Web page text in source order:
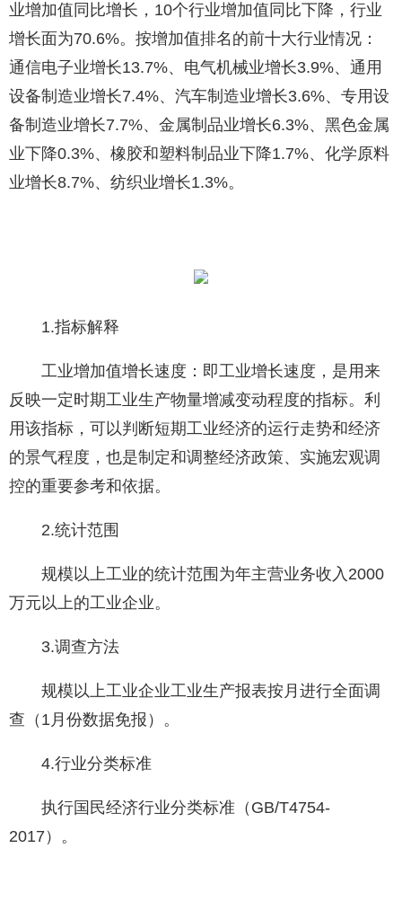
业增加值同比增长，10个行业增加值同比下降，行业
增长面为70.6%。按增加值排名的前十大行业情况：
通信电子业增长13.7%、电气机械业增长3.9%、通用
设备制造业增长7.4%、汽车制造业增长3.6%、专用设
备制造业增长7.7%、金属制品业增长6.3%、黑色金属
业下降0.3%、橡胶和塑料制品业下降1.7%、化学原料
业增长8.7%、纺织业增长1.3%。
1.指标解释
工业增加值增长速度：即工业增长速度，是用来
反映一定时期工业生产物量增减变动程度的指标。利
用该指标，可以判断短期工业经济的运行走势和经济
的景气程度，也是制定和调整经济政策、实施宏观调
控的重要参考和依据。
2.统计范围
规模以上工业的统计范围为年主营业务收入2000
万元以上的工业企业。
3.调查方法
规模以上工业企业工业生产报表按月进行全面调
查（1月份数据免报）。
4.行业分类标准
执行国民经济行业分类标准（GB/T4754-
2017）。